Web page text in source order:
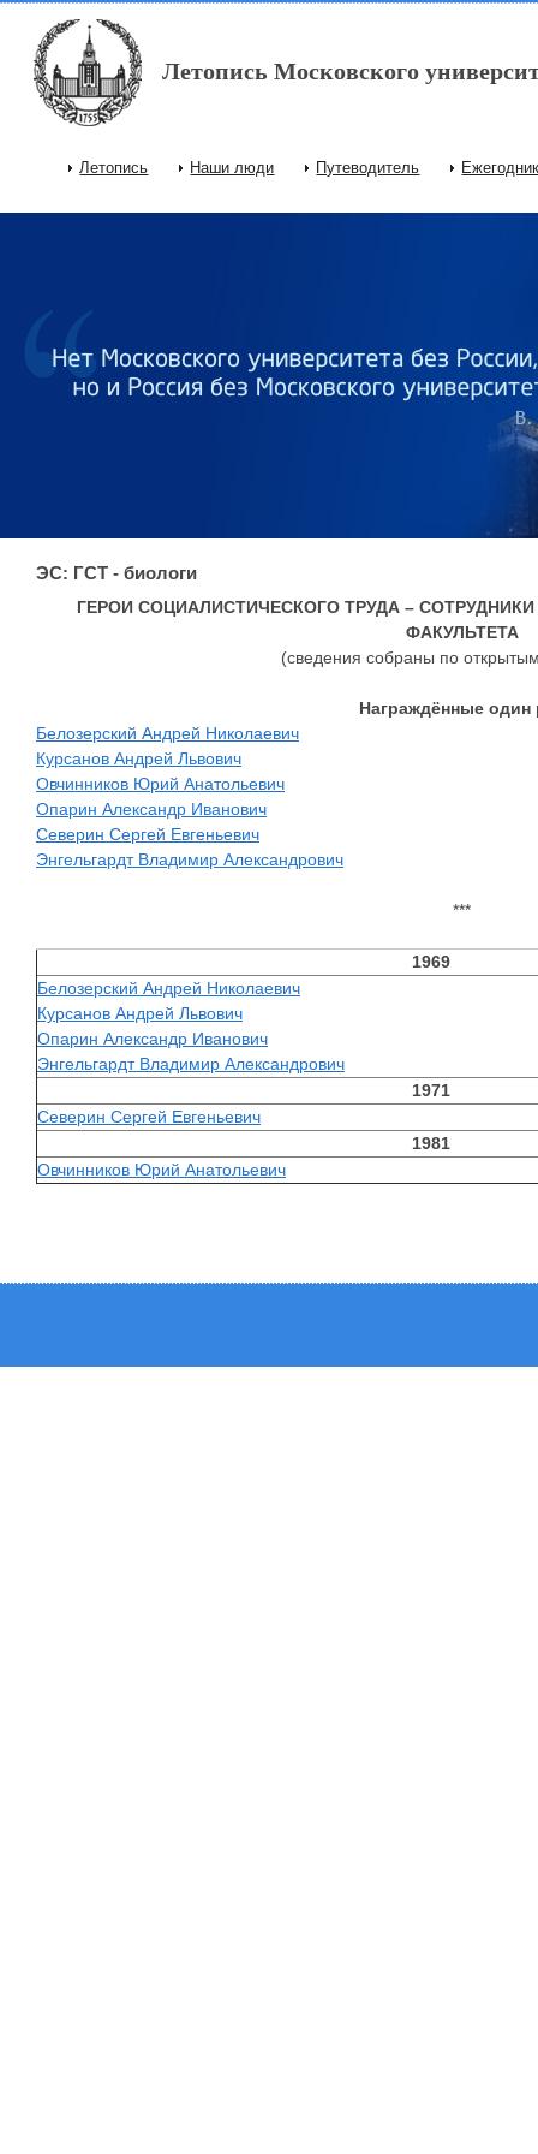
Перейти к основному содержанию
Летопись Московского
Главное меню
Летопись Наши люди Путеводитель
ЭС: ГСТ - биологи
ГЕРОИ СОЦИАЛИСТИЧЕСКОГО ТРУДА –
ФАКУЛЬТЕТА
(сведения собраны по
Награждённые один
Белозерский Андрей Николаевич
Курсанов Андрей Львович
Овчинников Юрий Анатольевич
Опарин Александр Иванович
Северин Сергей Евгеньевич
Энгельгардт Владимир Александрович
***
1969
Белозерский Андрей Николаевич
Курсанов Андрей Львович
Опарин Александр Иванович
Энгельгардт Владимир Александрович
1971
Северин Сергей Евгеньевич
1981
Овчинников Юрий Анатольевич